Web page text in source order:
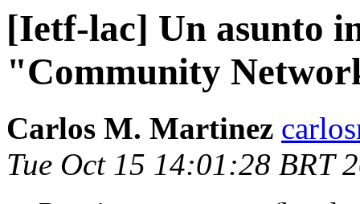
[Ietf-lac] Un asunto
"Community
Carlos M. Martinez
Tue Oct 15 14:01:28 BRT